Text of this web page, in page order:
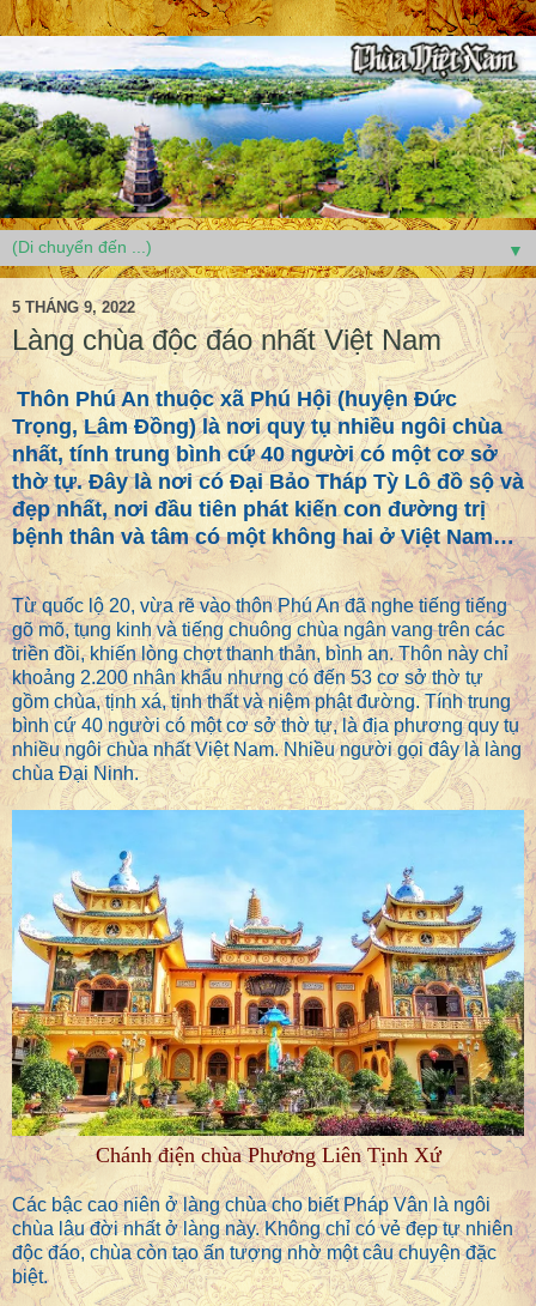
▼
5 THÁNG 9, 2022
Làng chùa độc đáo nhất Việt Nam
Thôn Phú An thuộc xã Phú Hội (huyện Đức
Trọng, Lâm Đồng) là nơi quy tụ nhiều ngôi chùa
nhất, tính trung bình cứ 40 người có một cơ sở
thờ tự. Đây là nơi có Đại Bảo Tháp Tỳ Lô đồ sộ và
đẹp nhất, nơi đầu tiên phát kiến con đường trị
bệnh thân và tâm có một không hai ở Việt Nam…
Từ quốc lộ 20, vừa rẽ vào thôn Phú An đã nghe tiếng tiếng
gõ mõ, tụng kinh và tiếng chuông chùa ngân vang trên các
triền đồi, khiến lòng chợt thanh thản, bình an. Thôn này chỉ
khoảng 2.200 nhân khẩu nhưng có đến 53 cơ sở thờ tự
gồm chùa, tịnh xá, tịnh thất và niệm phật đường. Tính trung
bình cứ 40 người có một cơ sở thờ tự, là địa phương quy tụ
nhiều ngôi chùa nhất Việt Nam. Nhiều người gọi đây là làng
chùa Đại Ninh.
Chánh điện chùa Phương Liên Tịnh Xứ
Các bậc cao niên ở làng chùa cho biết Pháp Vân là ngôi
chùa lâu đời nhất ở làng này. Không chỉ có vẻ đẹp tự nhiên
độc đáo, chùa còn tạo ấn tượng nhờ một câu chuyện đặc
biệt.